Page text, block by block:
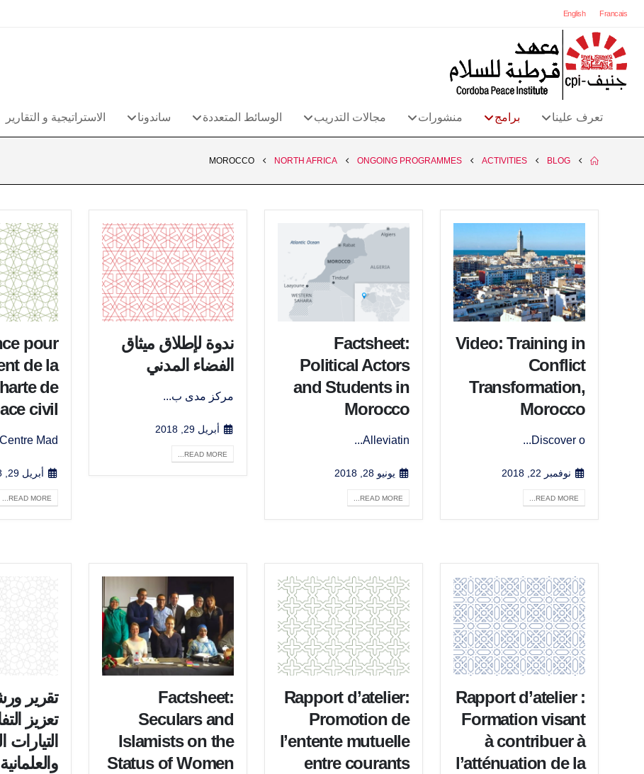
Francais
English
تعرف علينا برامج منشورات مجالات التدريب الوسائط المتعددة ساندونا الاستراتيجية و التقارير
BLOG
ACTIVITIES
ONGOING PROGRAMMES
NORTH AFRICA
MOROCCO
Video: Training in
Conflict
Transformation,
Morocco
Discover o...
نوفمبر 22, 2018
READ MORE...
Factsheet:
Political Actors
and Students in
Morocco
Alleviatin...
يونيو 28, 2018
READ MORE...
ندوة لإطلاق ميثاق
الفضاء المدني
مركز مدى ب...
أبريل 29, 2018
READ MORE...
pour
de la
de
civil
Centre Mad...
أبريل 29, 2018
READ MORE...
Rapport d’atelier :
Formation visant
à contribuer à
l’atténuation de la
Rapport d’atelier:
Promotion de
l’entente mutuelle
entre courants
Factsheet:
Seculars and
Islamists on the
Status of Women
تقرير
تعزيز
التيارات